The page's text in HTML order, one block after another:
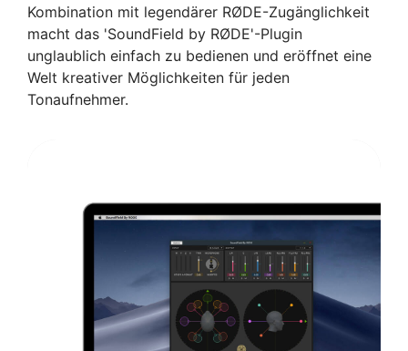
Kombination mit legendärer RØDE-Zugänglichkeit
macht das 'SoundField by RØDE'-Plugin
unglaublich einfach zu bedienen und eröffnet eine
Welt kreativer Möglichkeiten für jeden
Tonaufnehmer.